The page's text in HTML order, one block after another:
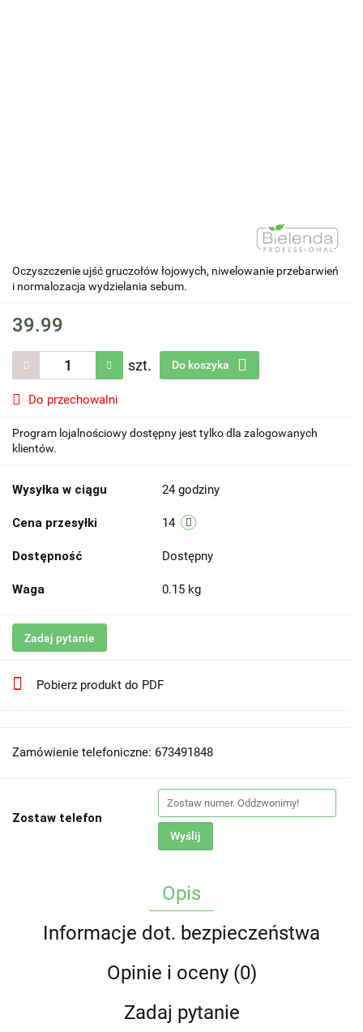
Oczyszczenie ujść gruczołów łojowych, niwelowanie przebarwień
i normalozacja wydzielania sebum.
39.99
szt. Do koszyka
Do przechowalni
Program lojalnościowy dostępny jest tylko dla zalogowanych
klientów.
Wysyłka w ciągu 24 godziny
Cena przesyłki 14
Dostępność Dostępny
Waga 0.15 kg
Zadaj pytanie
Pobierz produkt do PDF
Zamówienie telefoniczne: 673491848
Zostaw telefon
Wyślij
Opis
Informacje dot. bezpieczeństwa
Opinie i oceny (0)
Zadaj pytanie